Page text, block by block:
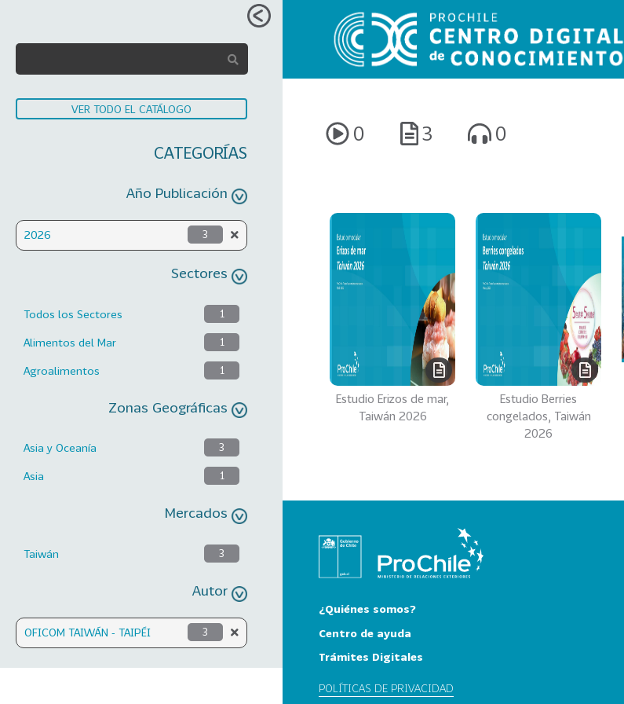
VER TODO EL CATÁLOGO
CATEGORÍAS
Año Publicación
2026 3
Sectores
Todos los Sectores 1
Alimentos del Mar 1
Agroalimentos 1
Zonas Geográficas
Asia y Oceanía 3
Asia 1
Mercados
Taiwán 3
Autor
OFICOM TAIWÁN - TAIPÉI 3
0 3 0
Estudio Erizos de mar,
Taiwán 2026
Estudio Berries
congelados, Taiwán
2026
¿Quiénes somos?
Centro de ayuda
Trámites Digitales
POLÍTICAS DE PRIVACIDAD